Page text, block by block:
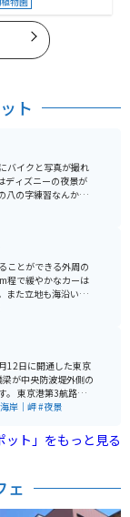
ト
バイクと写真が撮れ
ディズニーの夜景が
八の字練習なんかを
る輩がいると警察
ことができる外周の
程で緩やかなカーは
また立地も海沿いで
ても気持ちいいツ
12日に開通した東京
が中央防波堤外側の
。 東京港第3航路を
陸による航空制限
クとして注目を集め
に昇ることができま
岸｜岬#夜景
ット」をもっと見る
ェ